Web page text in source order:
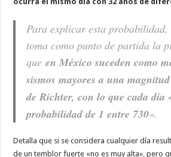
Para explicar esta probabilidad,
toma como punto de partida la
queen México suceden como
sismos mayores a una
de Richter, con lo que cada día
probabilidad de 1 entre 730«.
Detalla que si se considera cualquier día
de un temblor fuerte «no es muy alta», pero